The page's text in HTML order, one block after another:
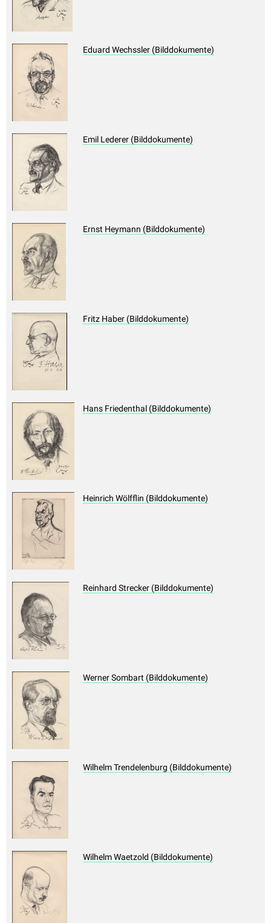
Eduard Wechssler (Bilddokumente)
Emil Lederer (Bilddokumente)
Ernst Heymann (Bilddokumente)
Fritz Haber (Bilddokumente)
Hans Friedenthal (Bilddokumente)
Heinrich Wölfflin (Bilddokumente)
Reinhard Strecker (Bilddokumente)
Werner Sombart (Bilddokumente)
Wilhelm Trendelenburg (Bilddokumente)
Wilhelm Waetzold (Bilddokumente)